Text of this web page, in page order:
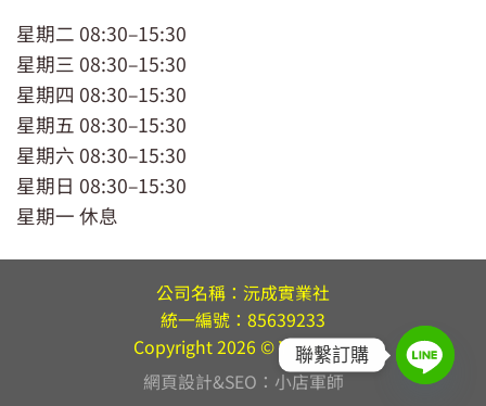
星期二 08:30–15:30
星期三 08:30–15:30
星期四 08:30–15:30
星期五 08:30–15:30
星期六 08:30–15:30
星期日 08:30–15:30
星期一 休息
公司名稱：沅成實業社
統一編號：85639233
Copyright 2026 ©YC MART
網頁設計&SEO：小店軍師
聯繫訂購